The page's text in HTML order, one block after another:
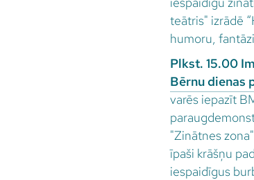
teātris" izrādē
humoru,
Plkst. 15.00
Bērnu dienas
varēs iepazīt
"Zinātnes
īpaši krāšņu
iespaidīgus